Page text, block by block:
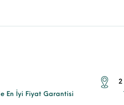
En İyi Fiyat Garantisi
2